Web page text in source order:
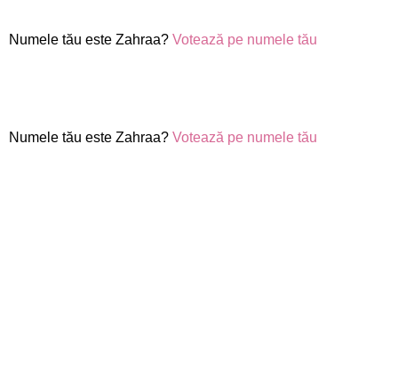
Numele tău este Zahraa? Votează pe numele tău
Numele tău este Zahraa? Votează pe numele tău